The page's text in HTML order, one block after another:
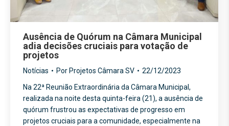
Ausência de Quórum na Câmara Municipal
adia decisões cruciais para votação de
projetos
Notícias Por Projetos Câmara SV
22/12/2023
Na 22ª Reunião Extraordinária da Câmara Municipal,
realizada na noite desta quinta-feira (21), a ausência de
quórum frustrou as expectativas de progresso em
projetos cruciais para a comunidade, especialmente na